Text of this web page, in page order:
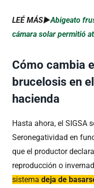
LEÉ MÁS►Abigeato
cámara solar permitió
Cómo cambia
brucelosis en
hacienda
Hasta ahora, el SIGSA
Seronegatividad en
que el productor
reproducción o
sistema deja de